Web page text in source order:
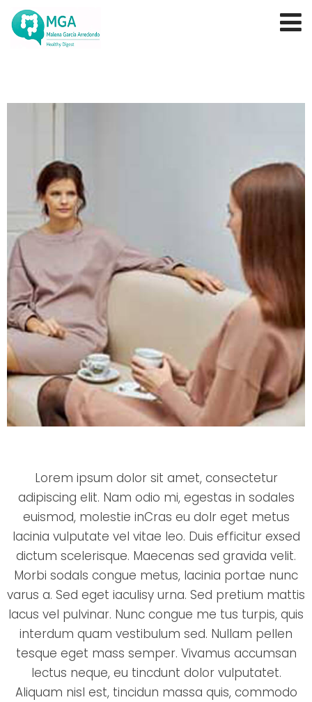
Lorem ipsum dolor sit amet, consectetur
adipiscing elit. Nam odio mi, egestas in sodales
euismod, molestie inCras eu dolr eget metus
lacinia vulputate vel vitae leo. Duis efficitur exsed
dictum scelerisque. Maecenas sed gravida velit.
Morbi sodals congue metus, lacinia portae nunc
varus a. Sed eget iaculisy urna. Sed pretium mattis
lacus vel pulvinar. Nunc congue me tus turpis, quis
interdum quam vestibulum sed. Nullam pellen
tesque eget mass semper. Vivamus accumsan
lectus neque, eu tincdunt dolor vulputatet.
Aliquam nisl est, tincidun massa quis, commodo